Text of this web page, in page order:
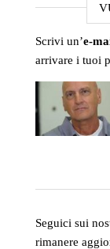
Scrivi un’e-
arrivare i tuoi
Seguici sui
rimanere